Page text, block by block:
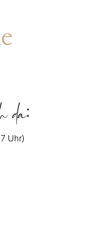
da:
Uhr)